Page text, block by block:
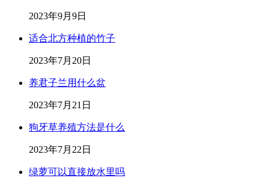
2023年9月9日
适合北方种植的竹子
2023年7月20日
养君子兰用什么盆
2023年7月21日
狗牙草养殖方法是什么
2023年7月22日
绿萝可以直接放水里吗